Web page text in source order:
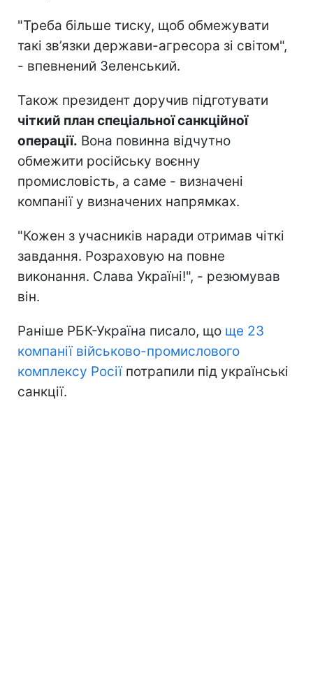
"Треба більше тиску, щоб обмежувати
такі зв’язки держави-агресора зі світом",
- впевнений Зеленський.
Також президент доручив підготувати
чіткий план спеціальної санкційної
операції. Вона повинна відчутно
обмежити російську воєнну
промисловість, а саме - визначені
компанії у визначених напрямках.
"Кожен з учасників наради отримав чіткі
завдання. Розраховую на повне
виконання. Слава Україні!", - резюмував
він.
Раніше РБК-Україна писало, що ще 23
компанії військово-промислового
комплексу Росіїпотрапили під українські
санкції.